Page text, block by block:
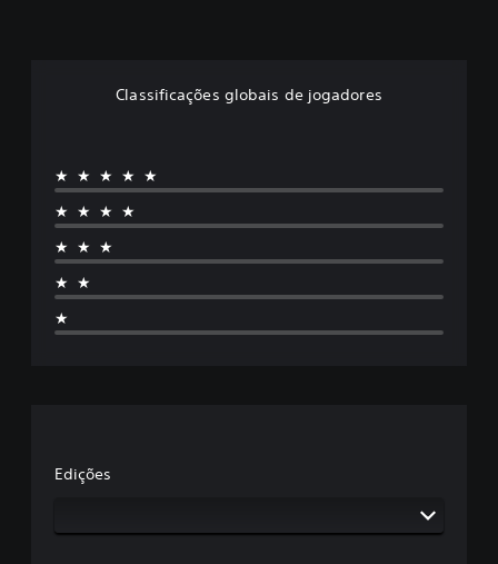
Classificações globais de jogadores
★★★★★
★★★★
★★★
★★
★
Edições